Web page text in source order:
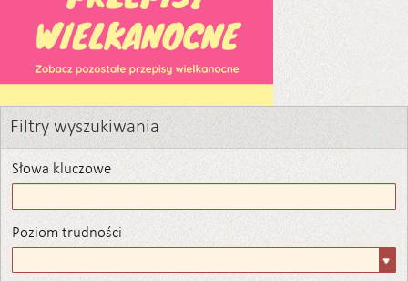
Filtry wyszukiwania
Słowa kluczowe
Poziom trudności
trudności